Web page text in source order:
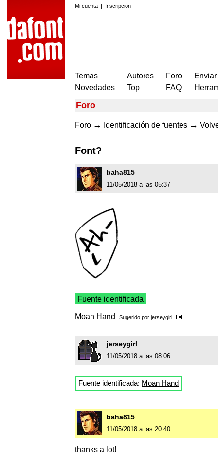
Mi cuenta | Inscripción
Temas
Novedades
Autores
Top
Foro
FAQ
Foro
Foro → Identificación de fuentes →
Font?
baha815
11/05/2018 a las 05:37
Fuente identificada
Moan Hand Sugerido por jerseygirl
jerseygirl
11/05/2018 a las 08:06
Fuente identificada: Moan Hand
baha815
11/05/2018 a las 20:40
thanks a lot!